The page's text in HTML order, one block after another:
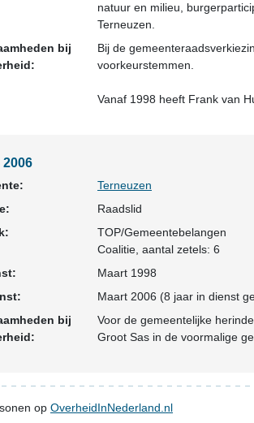
natuur en milieu,
Terneuzen.
bij
Bij de
voorkeurstemmen.
Vanaf 1998 heeft Frank van
2006
Terneuzen
Raadslid
TOP/Gemeentebelangen
Coalitie , aantal zetels: 6
Maart 1998
Maart 2006 (8 jaar in dienst
bij
Voor de gemeentelijke
Groot Sas in de voormalige
op OverheidInNederland.nl